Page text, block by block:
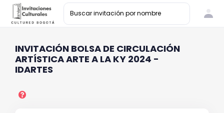
INVITACIÓN BOLSA DE CIRCULACIÓN
ARTÍSTICA ARTE A LA KY 2024 -
IDARTES